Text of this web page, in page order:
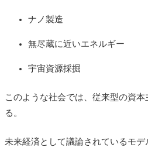
ナノ製造
無尽蔵に近いエネルギー
宇宙資源採掘
このような社会では、従来型の資
る。
未来経済として議論されているモデ